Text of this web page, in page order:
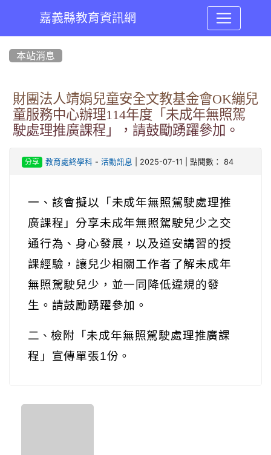
嘉義縣教育資訊網
本站消息
財團法人靖娟兒童安全文教基金會OK繃兒
童服務中心辦理114年度「未成年無照駕
駛處理推廣課程」，請鼓勵踴躍參加。
分享 教育處終學科- 活動訊息 | 2025-07-11 | 點閱數： 84
一、該會擬以「未成年無照駕駛處理推
廣課程」分享未成年無照駕駛兒少之交
通行為、身心發展，以及道安講習的授
課經驗，讓兒少相關工作者了解未成年
無照駕駛兒少，並一同降低違規的發
生。請鼓勵踴躍參加。
二、 檢附「未成年無照駕駛處理推廣課
程」宣傳單張1份。